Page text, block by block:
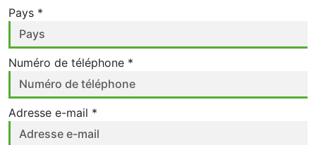
Pays *
Numéro de téléphone *
Adresse e-mail *